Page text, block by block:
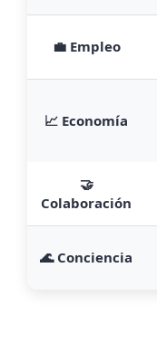
💼 Empleo
📈 Economía
🤝
Colaboración
🌊 Conciencia